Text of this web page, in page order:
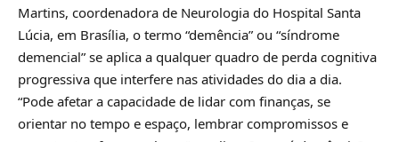
Martins, coordenadora de Neurologia do Hospital Santa
Lúcia, em Brasília, o termo “demência” ou “síndrome
demencial” se aplica a qualquer quadro de perda cognitiva
progressiva que interfere nas atividades do dia a dia.
“Pode afetar a capacidade de lidar com finanças, se
orientar no tempo e espaço, lembrar compromissos e